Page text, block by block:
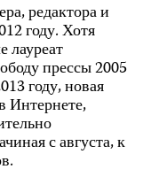
редактора и
году. Хотя
лауреат
прессы 2005
году, новая
Интернете,
с августа, к